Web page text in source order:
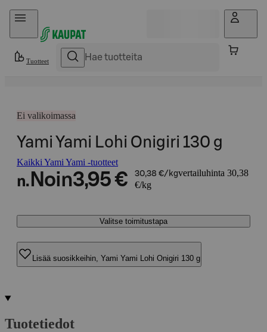
Hyppää sisältöön
Tuotteet
Ei valikoimassa
Yami Yami Lohi Onigiri 130 g
Kaikki Yami Yami -tuotteet
n. Noin3,95 € 30,38 €/kgvertailuhinta 30,38
€/kg
Valitse toimitustapa
Lisää suosikkeihin, Yami Yami Lohi Onigiri 130 g
Tuotetiedot